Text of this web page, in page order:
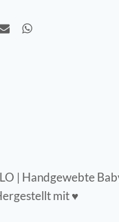
| Handgewebte
mit ♥